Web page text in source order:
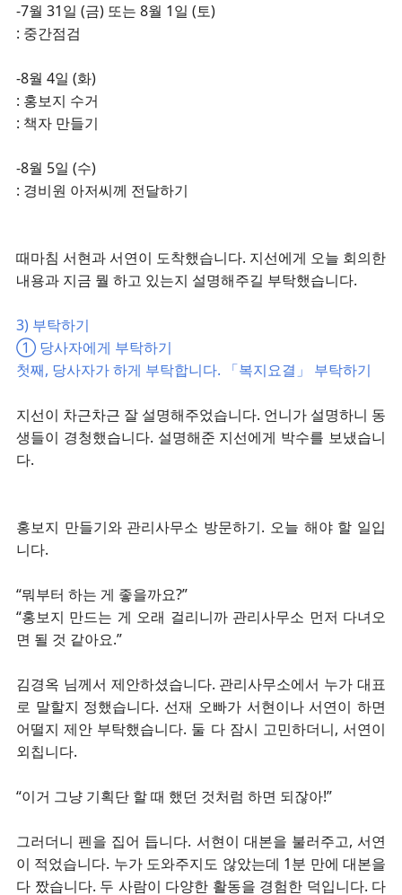
-7월 31일 (금) 또는 8월 1일 (토)
: 중간점검
-8월 4일 (화)
: 홍보지 수거
: 책자 만들기
-8월 5일 (수)
: 경비원 아저씨께 전달하기
때마침 서현과 서연이 도착했습니다. 지선에게 오늘 회의한
내용과 지금 뭘 하고 있는지 설명해주길 부탁했습니다.
3) 부탁하기
➀ 당사자에게 부탁하기
첫째, 당사자가 하게 부탁합니다. 「복지요결」 부탁하기
지선이 차근차근 잘 설명해주었습니다. 언니가 설명하니 동
생들이 경청했습니다. 설명해준 지선에게 박수를 보냈습니
다.
홍보지 만들기와 관리사무소 방문하기. 오늘 해야 할 일입
니다.
“뭐부터 하는 게 좋을까요?”
“홍보지 만드는 게 오래 걸리니까 관리사무소 먼저 다녀오
면 될 것 같아요.”
김경옥 님께서 제안하셨습니다. 관리사무소에서 누가 대표
로 말할지 정했습니다. 선재 오빠가 서현이나 서연이 하면
어떨지 제안 부탁했습니다. 둘 다 잠시 고민하더니, 서연이
외칩니다.
“이거 그냥 기획단 할 때 했던 것처럼 하면 되잖아!”
그러더니 펜을 집어 듭니다. 서현이 대본을 불러주고, 서연
이 적었습니다. 누가 도와주지도 않았는데 1분 만에 대본을
다 짰습니다. 두 사람이 다양한 활동을 경험한 덕입니다. 다